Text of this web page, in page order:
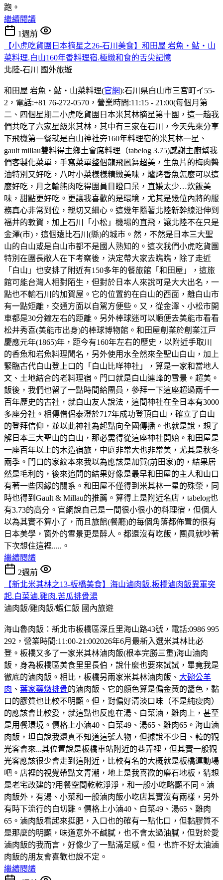
跑。
繼續閱讀
1週前
【小虎吃貨團日本摘星之26-石川美食】和田屋 岩魚・鮎・山
菜料理.白山160年香料理宿.極緻和食的舌尖記憶
北陸-石川
國外旅遊
和田屋 岩魚・鮎・山菜料理(官網):石川県白山市三宮町イ55-
2，電話:+81 76-272-0570，營業時間:11:15 - 21:00(每個月第
二、四個星期二小虎吃貨團日本米其林摘星第十團，這一趟我
們共吃了六家星級米其林，其中有三家在石川，今天先來分享
下飛機第一餐就是白山神社旁160年料理宿的米其林一星、
gault millau雙料得主鄉土會席料理（tabelog 3.75)感謝主廚幫我
們客製化菜單，手寫菜單整個龍飛鳳舞超美，生魚片的梅肉醬
油特別又好吃，八吋小菜樣樣精緻美味，爐烤香魚怎麼可以這
麼好吃，月之輪熊肉吃得團員目瞪口呆，直嫌太少…炊飯美
味，甜點更好吃。更讓我喜歡的是環境，尤其是幾位內將的服
務真心非常到位，親切又細心。這幾年隨著北陸新幹線沿伸到
福井的敦賀，加上石川「小松」機場的直飛，讓北陸不在只是
金澤(市)，這個遠比石川(縣)的城市。然，不然是日本三大聖
山的白山或是白山市都不是國人熟知的。這次我們小虎吃貨團
特別在團長敝人在下考察後，決定帶大家去瞧瞧，除了走近
「白山」也安排了附近有150多年的餐旅館「和田屋」，這旅
館可能台灣人相對陌生，但對於日本人來說可是大大出名，一
點也不輸石川的加賀屋。它的位置約在白山的西面，離白山市
有一點矩離，交通方面以自駕方便些。又，從金澤、小松市開
車都是30分鐘左右的距離。另外棒球迷可以順便去美能市看看
松井秀喜(美能市出身)的棒球博物館。和田屋創業於創業江戸
慶應元年(1865)年，距今有160年左右的歷史，以附近手取川
的香魚和岩魚料理聞名，另外使用水全然來全聖山白山，加上
緊臨古代白山登上口的「白山比咩神社」，算是一家和當地人
文、土地結合的老料理宿。門口就是白山連峰的雪景。超美。
飯後，我們也留了一點時間給團員，參拜一下這座超過兩千一
百年歷史的古社，就白山友人說法，這間神社在全日本有3000
多座分社。相傳僧侶泰澄於717年成功登頂白山，確立了白山
的登拜信仰，並以此神社為起點向全國傳播。也就是說，想了
解日本三大聖山的白山，那必需得從這座神社開始。和田屋是
一座百年以上的木造宿旅，中庭非常大也非常美，尤其是秋冬
兩季。門口的家紋本來我以為應該是加賀(前田家)的，結果居
然是毛利的，後來追問的結果好像是最早和田屋的主人和山口
有著一些因緣的關系。和田屋不僅得到米其林一星的殊榮，同
時也得到Gault & Millau的推薦。算得上是附近名店，tabelog也
有3.73的高分。官網說自己是一間很小很小的料理宿，但個人
以為其實不算小了，而且旅館(餐廳)的每個角落都佈置的很有
日本美學，窗外的雪景更是醉人。都還沒有吃飯，團員就吵著
下次想住這裡.....。
繼續閱讀
2週前
【新北米其林之13-板橋美食】海山滷肉飯.板橋滷肉飯異軍突
起.白菜滷.雞肉.苦瓜排骨湯
滷肉飯/雞肉飯/蝦仁飯 國內旅遊
海山魯肉飯：新北市板橋區深丘里海山路43號，電話:0986 995
292，營業時間:11:00-21:002026年6月最新入選米其林比必
登。板橋又多了一家米其林滷肉飯(根本完勝三重)海山滷肉
飯，身為板橋區美食里里長伯，說什麼也要來試試，畢竟我是
徹底的滷肉飯。相比，板橋另兩家米其林滷肉飯、 大碗公羊
肉 、 葉家藥燉排骨的滷肉飯、它的顏色算是偏金黃的醬色，黏
口的膠質也比較不明顯。但，對偏好清淡口味（不是純瘦肉）
的應該會比較愛，就這點也反應在湯、白菜滷，雞肉上，甚至
是用餐環境。價格上小滷40、白菜49、湯65、雞肉65。海山滷
肉飯，坦白說我還真不知道這號人物，但據說不少日、韓的觀
光客會來...其位置說是板橋車站附近的巷弄裡，但其實一般觀
光客應該很少會走到這附近，比較有名的大概就是板橋運動場
吧。店裡的視覺帶點文青潮，地上是我喜歡的磨石地板，猜想
是老宅改建的?用餐空間乾乾淨淨，和一般小吃略顯不同。滷
肉飯外，有湯、小菜和一般滷肉飯小吃店其實沒有兩樣，另外
有時下流行的白切雞。價格上小滷40、白菜49、湯65、雞肉
65。滷肉飯看起來挺肥，入口也的確有一點化口，但黏膠質不
是那麼的明顯，味道意外不鹹膩，也不會太過油膩，但對於愛
滷肉飯的我而言，好像少了一點滿足感。但，也許不好太油滷
肉飯的朋友會喜歡也說不定。
繼續閱讀